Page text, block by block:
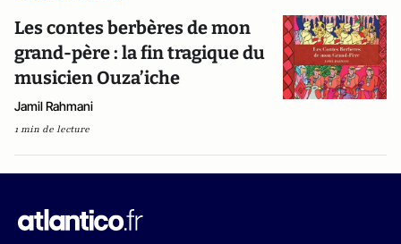
Les contes berbères de mon
grand-père : la fin tragique du
musicien Ouza’iche
Jamil Rahmani
1 min de lecture